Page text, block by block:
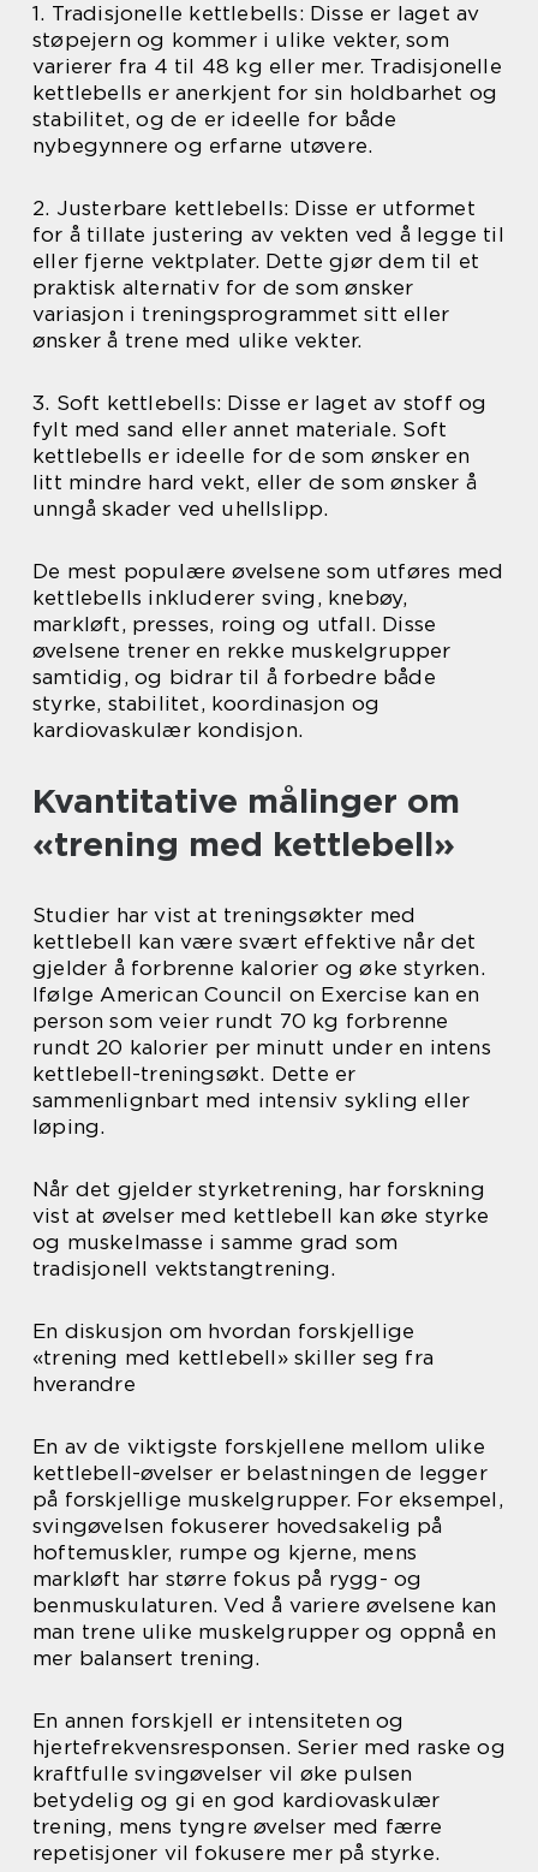
1. Tradisjonelle kettlebells: Disse er laget av
støpejern og kommer i ulike vekter, som
varierer fra 4 til 48 kg eller mer. Tradisjonelle
kettlebells er anerkjent for sin holdbarhet og
stabilitet, og de er ideelle for både
nybegynnere og erfarne utøvere.
2. Justerbare kettlebells: Disse er utformet
for å tillate justering av vekten ved å legge til
eller fjerne vektplater. Dette gjør dem til et
praktisk alternativ for de som ønsker
variasjon i treningsprogrammet sitt eller
ønsker å trene med ulike vekter.
3. Soft kettlebells: Disse er laget av stoff og
fylt med sand eller annet materiale. Soft
kettlebells er ideelle for de som ønsker en
litt mindre hard vekt, eller de som ønsker å
unngå skader ved uhellslipp.
De mest populære øvelsene som utføres med
kettlebells inkluderer sving, knebøy,
markløft, presses, roing og utfall. Disse
øvelsene trener en rekke muskelgrupper
samtidig, og bidrar til å forbedre både
styrke, stabilitet, koordinasjon og
kardiovaskulær kondisjon.
Kvantitative målinger om
«trening med kettlebell»
Studier har vist at treningsøkter med
kettlebell kan være svært effektive når det
gjelder å forbrenne kalorier og øke styrken.
Ifølge American Council on Exercise kan en
person som veier rundt 70 kg forbrenne
rundt 20 kalorier per minutt under en intens
kettlebell-treningsøkt. Dette er
sammenlignbart med intensiv sykling eller
løping.
Når det gjelder styrketrening, har forskning
vist at øvelser med kettlebell kan øke styrke
og muskelmasse i samme grad som
tradisjonell vektstangtrening.
En diskusjon om hvordan forskjellige
«trening med kettlebell» skiller seg fra
hverandre
En av de viktigste forskjellene mellom ulike
kettlebell-øvelser er belastningen de legger
på forskjellige muskelgrupper. For eksempel,
svingøvelsen fokuserer hovedsakelig på
hoftemuskler, rumpe og kjerne, mens
markløft har større fokus på rygg- og
benmuskulaturen. Ved å variere øvelsene kan
man trene ulike muskelgrupper og oppnå en
mer balansert trening.
En annen forskjell er intensiteten og
hjertefrekvensresponsen. Serier med raske og
kraftfulle svingøvelser vil øke pulsen
betydelig og gi en god kardiovaskulær
trening, mens tyngre øvelser med færre
repetisjoner vil fokusere mer på styrke.